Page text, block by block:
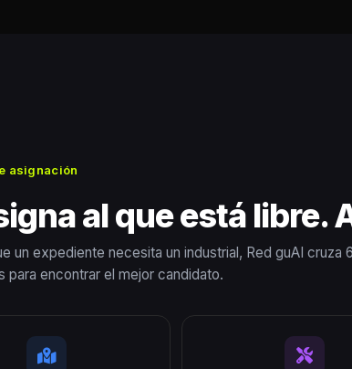
asignación
al que está libre.
un expediente necesita un industrial, Red guAI cruza
para encontrar el mejor candidato.